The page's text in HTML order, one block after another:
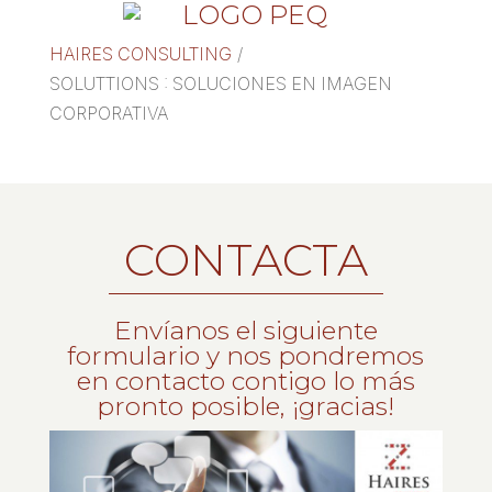
HAIRES CONSULTING /
SOLUTTIONS : SOLUCIONES EN IMAGEN
CORPORATIVA
CONTACTA
Envíanos el siguiente
formulario y nos pondremos
en contacto contigo lo más
pronto posible, ¡gracias!